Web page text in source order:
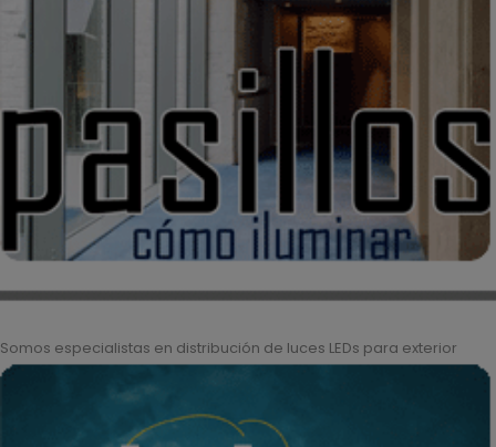
Somos especialistas en distribución de luces LEDs para exterior